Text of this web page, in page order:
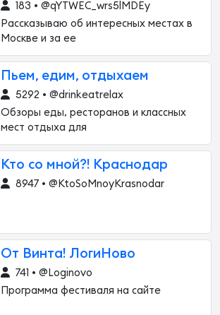
183 • @qYTWEC_wrs5lMDEy
Рассказываю об интересных местах в
Москве и за ее
Пьем, едим, отдыхаем
5292 • @drinkeatrelax
Обзоры еды, ресторанов и классных
мест отдыха для
Кто со мной?! Краснодар
8947 • @KtoSoMnoyKrasnodar
От Винта! ЛогиНово
741 • @Loginovo
Программа фестиваля на сайте